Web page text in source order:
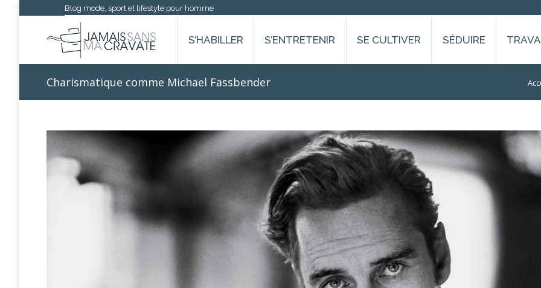
Blog mode, sport et lifestyle pour homme
S’HABILLER S’ENTRETENIR SE CULTIVER SÉDUIRE
Charismatique comme Michael Fassbender